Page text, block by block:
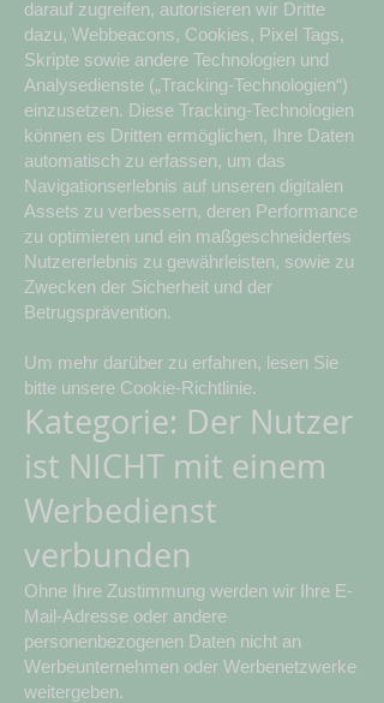
darauf zugreifen, autorisieren wir Dritte
dazu, Webbeacons, Cookies, Pixel Tags,
Skripte sowie andere Technologien und
Analysedienste („Tracking-Technologien“)
einzusetzen. Diese Tracking-Technologien
können es Dritten ermöglichen, Ihre Daten
automatisch zu erfassen, um das
Navigationserlebnis auf unseren digitalen
Assets zu verbessern, deren Performance
zu optimieren und ein maßgeschneidertes
Nutzererlebnis zu gewährleisten, sowie zu
Zwecken der Sicherheit und der
Betrugsprävention.
Um mehr darüber zu erfahren, lesen Sie
bitte unsere Cookie-Richtlinie.
Kategorie: Der Nutzer
ist NICHT mit einem
Werbedienst
verbunden
Ohne Ihre Zustimmung werden wir Ihre E-
Mail-Adresse oder andere
personenbezogenen Daten nicht an
Werbeunternehmen oder Werbenetzwerke
weitergeben.